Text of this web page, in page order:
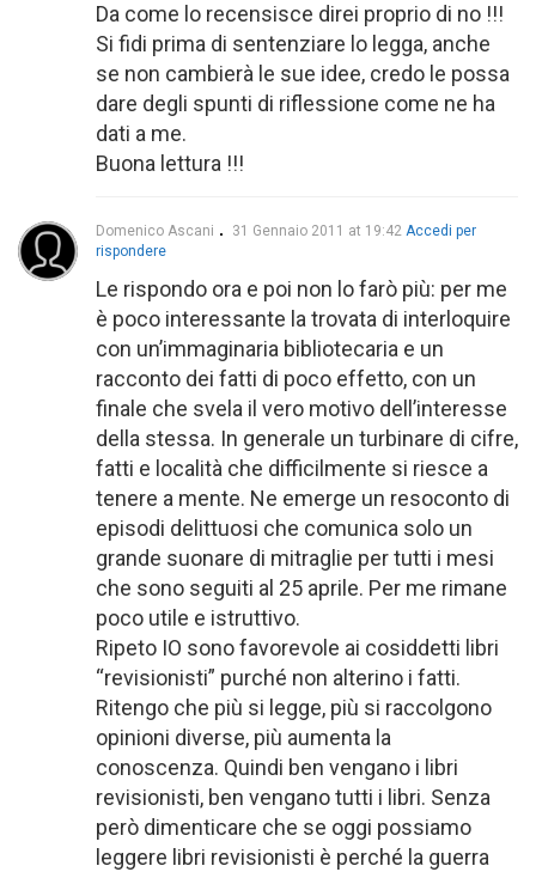
Da come lo recensisce direi proprio di no !!!
Si fidi prima di sentenziare lo legga, anche
se non cambierà le sue idee, credo le possa
dare degli spunti di riflessione come ne ha
dati a me.
Buona lettura !!!
Domenico Ascani 31 Gennaio 2011 at 19:42 Accedi per
rispondere
Le rispondo ora e poi non lo farò più: per me
è poco interessante la trovata di interloquire
con un’immaginaria bibliotecaria e un
racconto dei fatti di poco effetto, con un
finale che svela il vero motivo dell’interesse
della stessa. In generale un turbinare di cifre,
fatti e località che difficilmente si riesce a
tenere a mente. Ne emerge un resoconto di
episodi delittuosi che comunica solo un
grande suonare di mitraglie per tutti i mesi
che sono seguiti al 25 aprile. Per me rimane
poco utile e istruttivo.
Ripeto IO sono favorevole ai cosiddetti libri
“revisionisti” purché non alterino i fatti.
Ritengo che più si legge, più si raccolgono
opinioni diverse, più aumenta la
conoscenza. Quindi ben vengano i libri
revisionisti, ben vengano tutti i libri. Senza
però dimenticare che se oggi possiamo
leggere libri revisionisti è perché la guerra